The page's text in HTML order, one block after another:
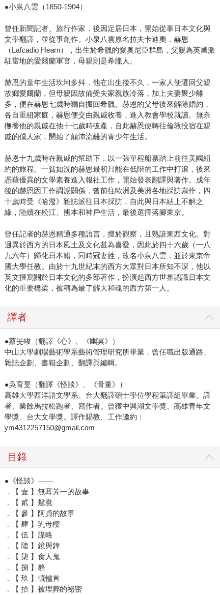
●小泉八雲（1850-1904）
曾任新聞記者、旅行作家，後因定居日本，開始從事日本文化與
文學翻譯，並從事創作。小泉八雲原名拉夫卡迪奧．赫恩
（Lafcadio Hearn），出生於希臘的愛奧尼亞群島，父親為英國派
駐當地的愛爾蘭軍官，母親則是希臘人。
赫恩的童年生活坎坷多舛，他在出生後不久，一家人便遷回父親
故鄉愛爾蘭，但母親因故備受夫家親族冷落，加上夫妻聚少離
多，便在赫恩七歲時獨自搬回希臘。赫恩的父母後來解除婚約，
各自重組家庭，赫恩便交由親戚收養，進入教會學校就讀。無奈
撫養他的親戚在他十七歲時破產，自此赫恩便轉往倫敦投宿在親
戚的僕人家，開始了顛沛流離的青少年生活。
赫恩十九歲時在親戚的幫助下，以一張單程船票踏上前往美國紐
約的旅程。一貧如洗的赫恩最初只能在低階的工作中打滾，後來
憑藉優異的文學素養進入報社工作，開始發表翻譯與著作。成年
後的赫恩因工作調派關係，曾前往歐洲及美洲各地採訪寫作，四
十歲時受《哈潑》雜誌派往日本採訪，自此與日本結上不解之
緣，陸續在松江、熊本和神戶生活，最後選擇落腳東京。
曾任記者的赫恩精通多種語言，擅於觀察，且熟諳東西文化。對
迥異於西方的日本風土及文化甚為喜愛，因此於四十六歲（一八
九六年）歸化日本籍，同時冠妻姓，改名小泉八雲，並於東京帝
國大學任教。由於十九世紀末的西方大眾對日本所知不深，他以
英文撰寫關於日本文化的多部著作，扮演起西方世界認識日本文
化的重要橋梁，被稱為最了解大和魂的西方第一人。
譯者
●蔡旻峻（翻譯《心》、《幽冥》）
中山大學劇場藝術學系藝術管理研究所畢業，曾任職出版通路、
雜誌企劃、書籍企劃、翻譯與編輯。
●吳育旻（翻譯《怪談》、《骨董》）
高雄大學西洋語文學系、台大翻譯碩士學位學程筆譯組畢業。譯
者、業餘馬拉松跑者、寫作者。曾獲中興湖文學獎、高雄青年文
學獎、台大文學獎。譯作賜教、工作邀約：
ym4312257150@gmail.com
目錄
●《怪談》——
．【 壹 】無耳芳一的故事
．【 貳 】鴛鴦
．【 參 】阿貞的故事
．【 肆 】乳母櫻
．【 伍 】謀略
．【 陸 】鏡與鐘
．【 柒 】食人鬼
．【 捌 】貉
．【 玖 】轆轤首
．【 拾 】被埋葬的祕密